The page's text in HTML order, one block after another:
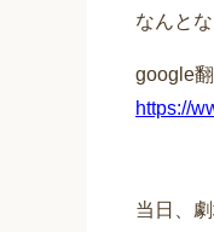
なんと
google
https://
当日、